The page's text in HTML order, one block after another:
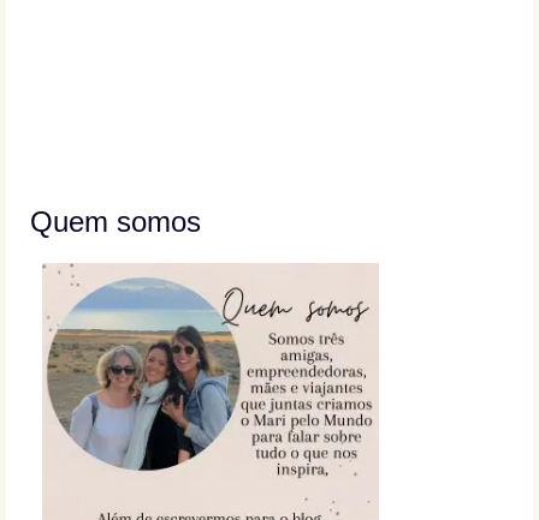
Quem somos